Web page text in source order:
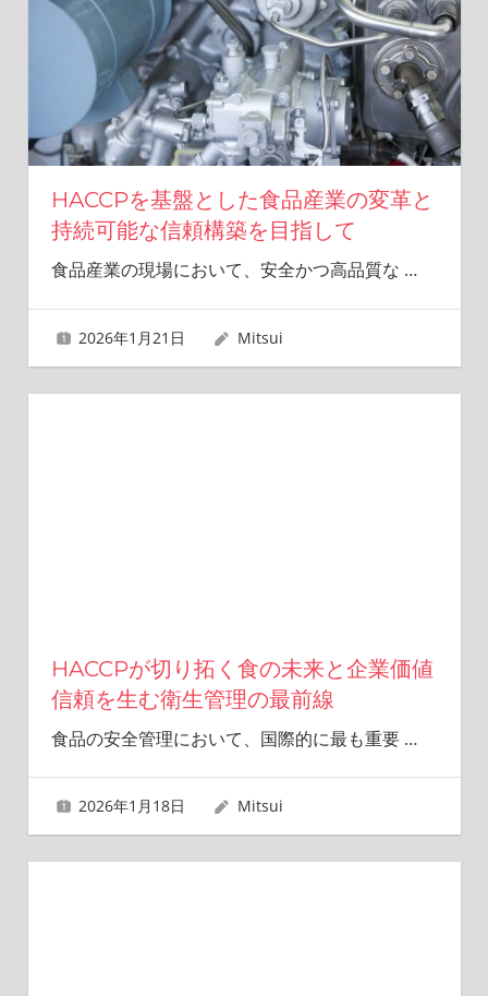
HACCPを基盤とした食品産業の変革と
持続可能な信頼構築を目指して
食品産業の現場において、安全かつ高品質な …
2026年1月21日 Mitsui
HACCPが切り拓く食の未来と企業価値
信頼を生む衛生管理の最前線
食品の安全管理において、国際的に最も重要 …
2026年1月18日 Mitsui